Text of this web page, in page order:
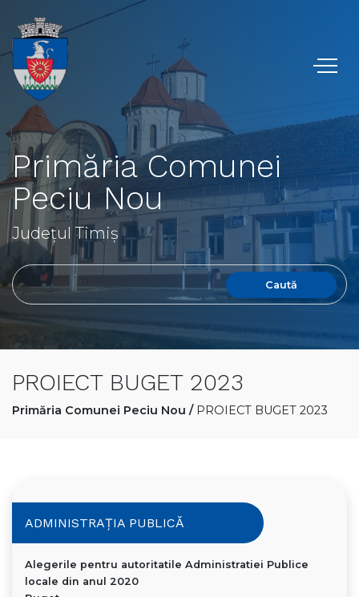
Primăria Comunei
Peciu Nou
Județul Timiș
Caută
PROIECT BUGET 2023
Primăria Comunei Peciu Nou / PROIECT BUGET 2023
ADMINISTRAȚIA PUBLICĂ
Alegerile pentru autoritatile Administratiei Publice
locale din anul 2020